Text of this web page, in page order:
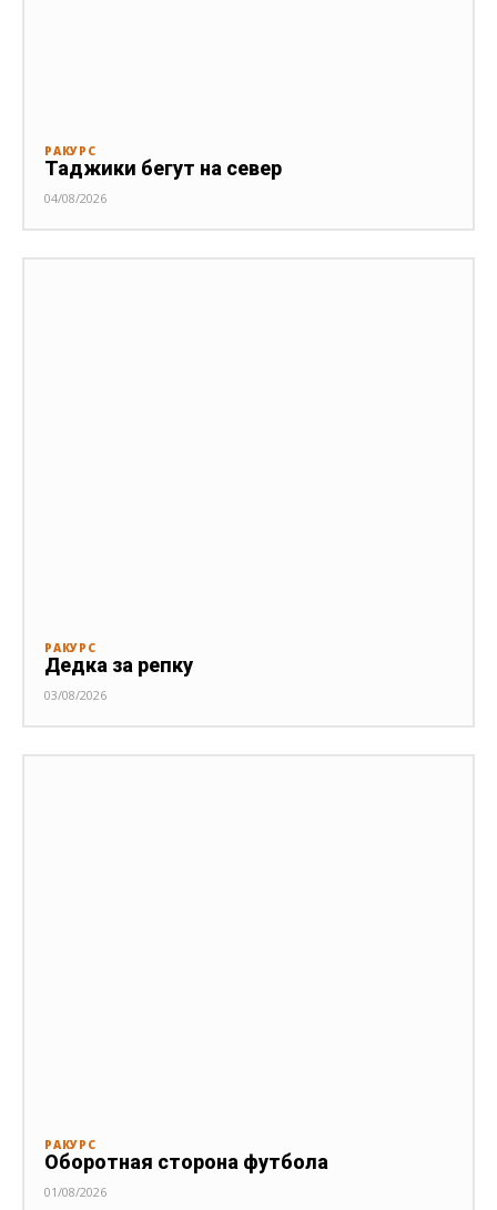
РАКУРС
Таджики бегут на север
04/08/2026
РАКУРС
Дедка за репку
03/08/2026
РАКУРС
Оборотная сторона футбола
01/08/2026